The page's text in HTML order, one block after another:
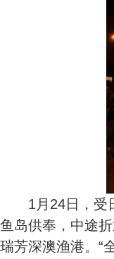
1月24日，受日
鱼岛供奉，中途
瑞芳深澳渔港。“